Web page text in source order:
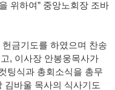
위하여” 중앙노회장 조바
금기도를 하였으며 찬송
, 이사장 안봉웅목사가
팅식과 총회소식을 총무
김바울 목사의 식사기도